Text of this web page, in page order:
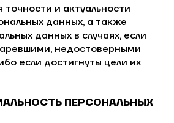
и актуальности
данных, а также
данных в случаях, если
недостоверными
если достигнуты цели их
ПЕРСОНАЛЬНЫХ